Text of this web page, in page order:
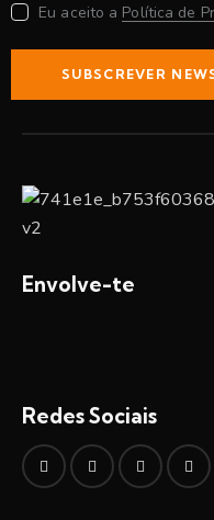
Eu aceito a Política de
SUBSCREVER
Envolve-te
Redes Sociais